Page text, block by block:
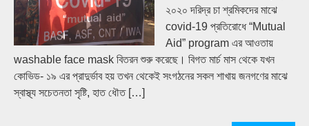
২০২০ দরিদ্র চা শ্রমিকদের মাঝে
covid-19 প্রতিরোধে “Mutual
Aid” program এর আওতায়
washable face mask বিতরন শুরু করেছে। বিগত মার্চ মাস থেকে যখন
কোভিড- ১৯ এর প্রাদুর্ভাব হয় তখন থেকেই সংগঠনের সকল শাখায় জনগণের মাঝে
স্বাস্থ্য সচেতনতা সৃষ্টি, হাত ধৌত […]